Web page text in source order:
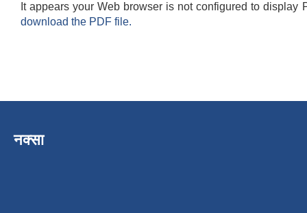
It appears your Web browser is not configured to display
download the PDF file.
नक्सा